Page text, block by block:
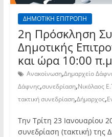
ΔΗΜΟΤΙΚΗ ΕΠΙΤΡΟΠΗ
2η Πρόσκληση
Δημοτικής
και ώρα 10:00 π.μ
Ανακοίνωση,Δημαρχείο
Δάφνης,συνεδρίαση,Νικόλαος
τακτική συνεδρίαση,Δήμαρχος,
Την Τρίτη 23 Ιανουαρίου
συνεδρίαση (τακτική) της